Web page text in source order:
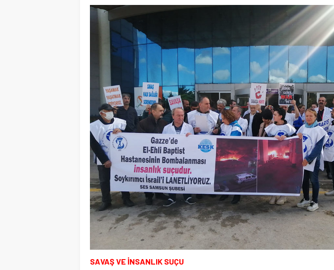
SAVAŞ VE İNSANLIK SUÇU